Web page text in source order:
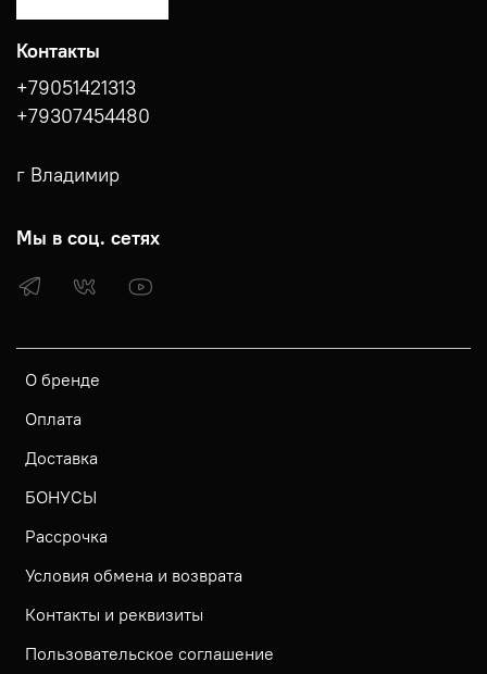
О бренде
Оплата
Доставка
БОНУСЫ
Рассрочка
Условия обмена и возврата
Контакты и реквизиты
Пользовательское соглашение
Контакты
+79051421313
+79307454480
г Владимир
Мы в соц. сетях